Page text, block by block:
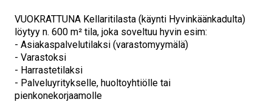
VUOKRATTUNA Kellaritilasta (käynti Hyvinkäänkadulta)
löytyy n. 600 m² tila, joka soveltuu hyvin esim:
- Asiakaspalvelutilaksi (varastomyymälä)
- Varastoksi
- Harrastetilaksi
- Palveluyritykselle, huoltoyhtiölle tai
pienkonekorjaamolle